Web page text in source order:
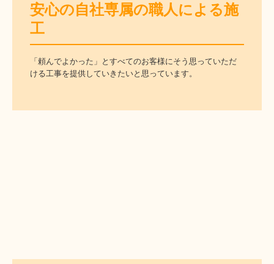
安心の自社専属の職人による施
工
「頼んでよかった」とすべてのお客様にそう思っていただ
ける工事を提供していきたいと思っています。